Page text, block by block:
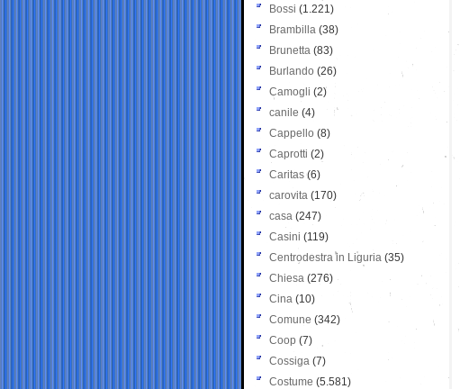
Bossi (1.221)
Brambilla (38)
Brunetta (83)
Burlando (26)
Camogli (2)
canile (4)
Cappello (8)
Caprotti (2)
Caritas (6)
carovita (170)
casa (247)
Casini (119)
Centrodestra in Liguria (35)
Chiesa (276)
Cina (10)
Comune (342)
Coop (7)
Cossiga (7)
Costume (5.581)